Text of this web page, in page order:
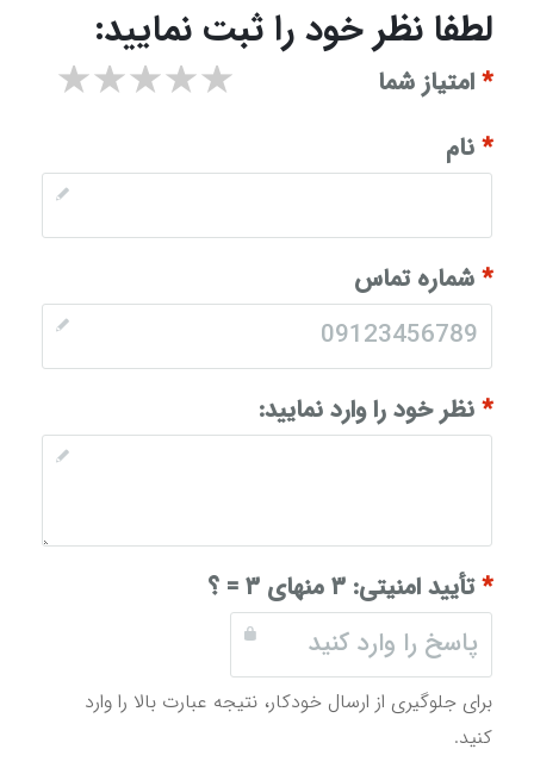
لطفا نظر خود را ثبت نمایید:
*امتیاز شما 5 stars
4 stars
3 stars
2 stars
*نام
*شماره تماس
*نظر خود را وارد نمایید:
*تأیید امنیتی: ۳ منهای ۳ = ؟
برای جلوگیری از ارسال خودکار، نتیجه عبارت بالا را وارد
کنید.